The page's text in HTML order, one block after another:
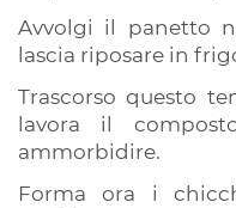
Avvolgi il panetto
lascia riposare in
Trascorso questo
lavora il
ammorbidire.
Forma ora i